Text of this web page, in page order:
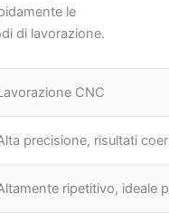
le
di lavorazione.
CNC
precisione, risultati
ripetitivo, ideale